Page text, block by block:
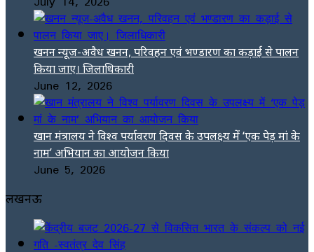
खनन न्यूज-अवैध खनन, परिवहन एवं भण्डारण का कड़ाई से पालन
किया जाए। जिलाधिकारी
June 12, 2026
खान मंत्रालय ने विश्व पर्यावरण दिवस के उपलक्ष्य में ‘एक पेड़ मां के
नाम’ अभियान का आयोजन किया
June 5, 2026
लखनऊ